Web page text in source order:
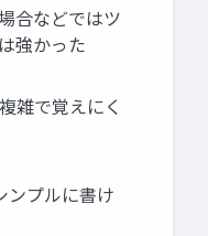
合などではツ
強かった
雑で覚えにく
ンプルに書け